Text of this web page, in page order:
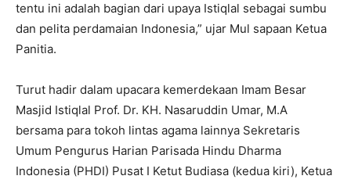
tentu ini adalah bagian dari upaya Istiqlal sebagai sumbu
dan pelita perdamaian Indonesia,” ujar Mul sapaan Ketua
Panitia.
Turut hadir dalam upacara kemerdekaan Imam Besar
Masjid Istiqlal Prof. Dr. KH. Nasaruddin Umar, M.A
bersama para tokoh lintas agama lainnya Sekretaris
Umum Pengurus Harian Parisada Hindu Dharma
Indonesia (PHDI) Pusat I Ketut Budiasa (kedua kiri), Ketua